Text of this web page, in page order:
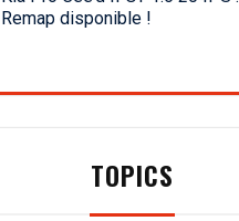
Remap disponible !
TOPICS